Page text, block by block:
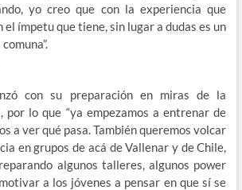
yo creo que con la experiencia que
el ímpetu que tiene, sin lugar a dudas es un
con su preparación en miras de la
por lo que “ya empezamos a entrenar de
a ver qué pasa. También queremos volcar
en grupos de acá de Vallenar y de Chile,
algunos talleres, algunos power
a los jóvenes a pensar en que sí se